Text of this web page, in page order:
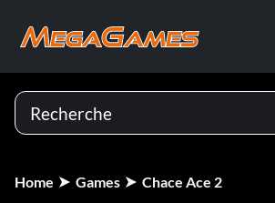
Home Games Chace Ace 2